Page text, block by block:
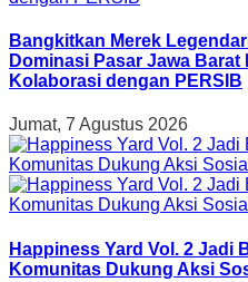
Bangkitkan Merek
Dominasi Pasar Jawa Barat
Kolaborasi dengan PERSIB
Jumat, 7 Agustus 2026
Happiness Yard Vol. 2 Jadi
Komunitas Dukung Aksi